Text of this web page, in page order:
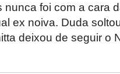
nunca foi com a cara
ex noiva. Duda
deixou de seguir o